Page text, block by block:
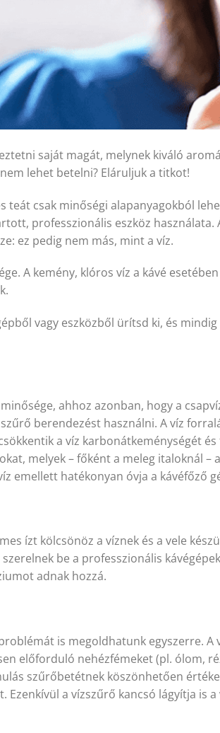
saját magát, melynek kiváló
lehet betelni? Eláruljuk a titkot!
csak minőségi alapanyagokból
professzionális eszköz használata.
ez pedig nem más, mint a víz.
A kemény, klóros víz a kávé
vagy eszközből ürítsd ki, és
ahhoz azonban, hogy a
berendezést használni. A víz
a víz karbonátkeménységét
melyek – főként a meleg italoknál
emellett hatékonyan óvja a kávéfőző
ízt kölcsönöz a víznek és a vele
be a professzionális kávégépek
adnak hozzá.
is megoldhatunk egyszerre. A
előforduló nehézfémeket (pl. ólom,
szűrőbetétnek köszönhetően
a vízszűrő kancsó lágyítja is